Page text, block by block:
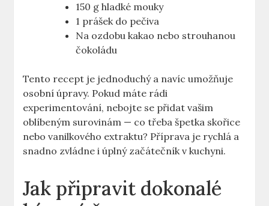
150 g hladké mouky
1 prášek do pečiva
Na ozdobu kakao nebo strouhanou
čokoládu
Tento recept je jednoduchý a navíc umožňuje
osobní úpravy. Pokud máte rádi
experimentování, nebojte se přidat vašim
oblíbeným surovinám — co třeba špetka skořice
nebo vanilkového extraktu? Příprava je rychlá a
snadno zvládne i úplný začátečník v kuchyni.
Jak připravit dokonalé